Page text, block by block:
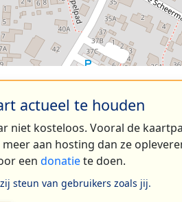
actueel te houden
niet kosteloos. Vooral de
aan hosting dan ze
een donatiete doen.
steun van gebruikers zoals jij.